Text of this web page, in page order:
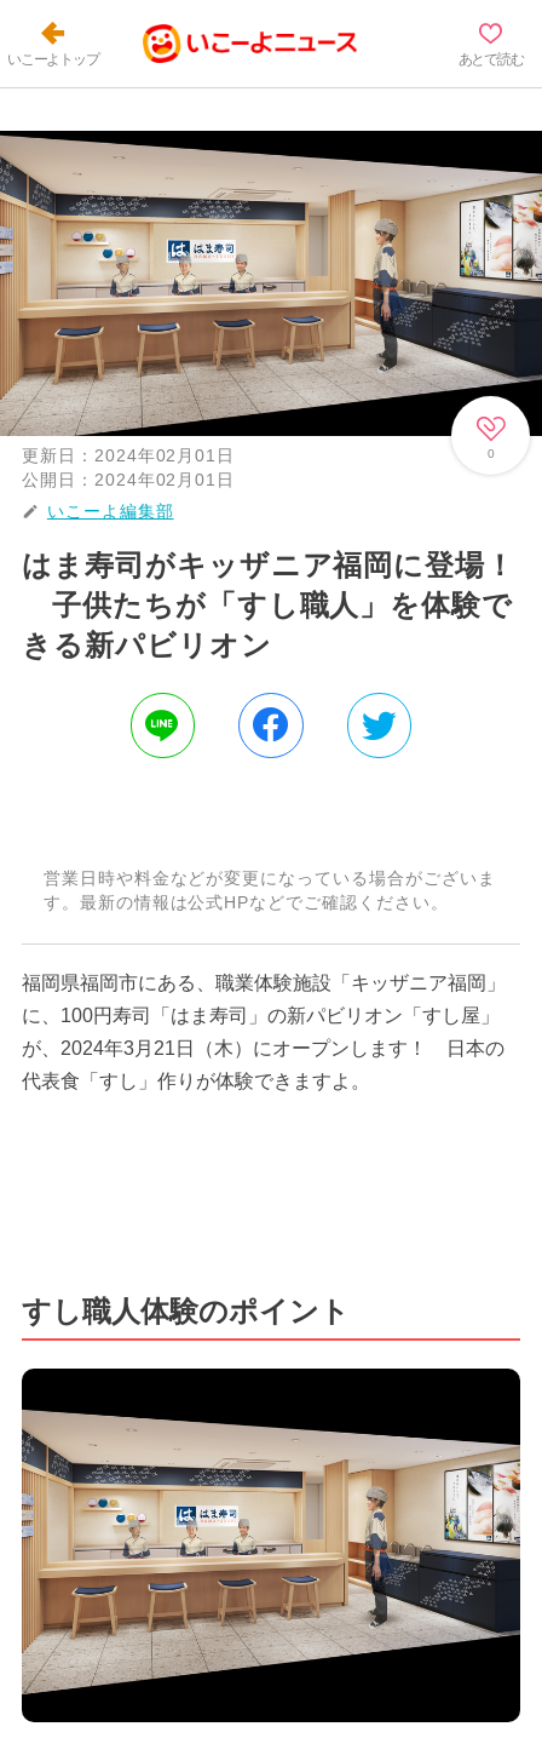
いこーよトップ あとで読む
0
更新日： 2024年02月01日
公開日： 2024年02月01日
いこーよ編集部
はま寿司がキッザニア福岡に登場！
子供たちが「すし職人」を体験で
きる新パビリオン
営業日時や料金などが変更になっている場合がございま
す。最新の情報は公式HPなどでご確認ください。
福岡県福岡市にある、職業体験施設「キッザニア福岡」
に、100円寿司「はま寿司」の新パビリオン「すし屋」
が、2024年3月21日（木）にオープンします！ 日本の
代表食「すし」作りが体験できますよ。
すし職人体験のポイント